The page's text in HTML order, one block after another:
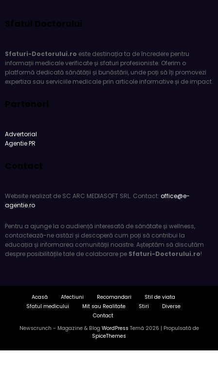
platformă dedicată sănătății și bunăstării, unde poți să îți promovezi
expertiza sau serviciile medicale prin articole informative și de impact.
Parteneri
Contact
Pentru a ajunge la o audiență interesată de sănătate și wellness,
educația și informarea comunității noastre. Așteptăm să discutăm
despre posibilitățile tale de colaborare pe Sfaturi-Doctorului.ro
Sfatul medicului
Mit sau Realitate Stiri
Diverse
Contact
Newscrunch - Magazine & Blog WordPress
Temă 2026 | Propulsată de
SpiceThemes